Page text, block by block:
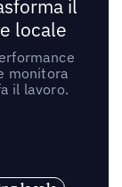
il
locale
monitora
il lavoro.